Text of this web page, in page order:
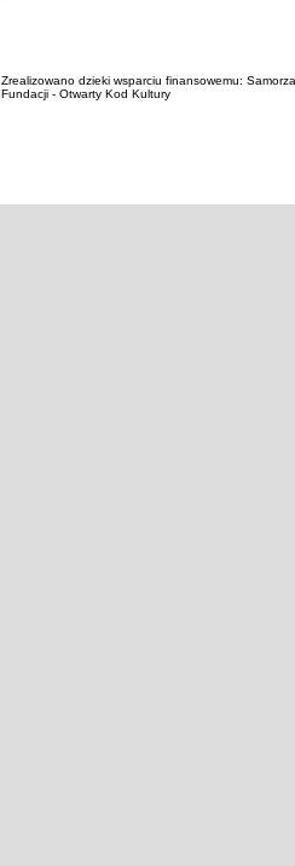
Zrealizowano dzieki wsparciu finansowemu:
Fundacji - Otwarty Kod Kultury